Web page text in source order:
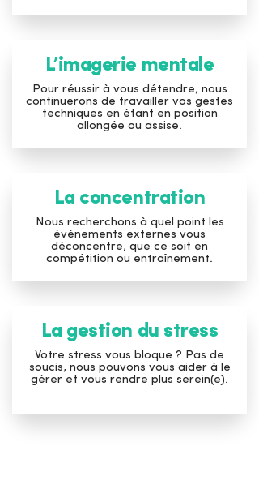
L’imagerie mentale
Pour réussir à vous détendre, nous
continuerons de travailler vos gestes
techniques en étant en position
allongée ou assise.
La concentration
Nous recherchons à quel point les
événements externes vous
déconcentre, que ce soit en
compétition ou entraînement.
La gestion du stress
Votre stress vous bloque ? Pas de
soucis, nous pouvons vous aider à le
gérer et vous rendre plus serein(e).